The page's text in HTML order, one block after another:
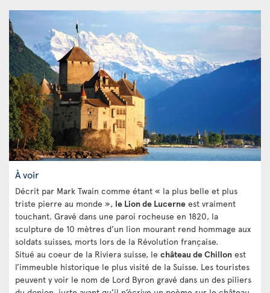
À voir
Décrit par Mark Twain comme étant « la plus belle et plus
triste pierre au monde », le Lion de Lucerne est vraiment
touchant. Gravé dans une paroi rocheuse en 1820, la
sculpture de 10 mètres d’un lion mourant rend hommage aux
soldats suisses, morts lors de la Révolution française.
Situé au coeur de la Riviera suisse, le château de Chillon est
l’immeuble historique le plus visité de la Suisse. Les touristes
peuvent y voir le nom de Lord Byron gravé dans un des piliers